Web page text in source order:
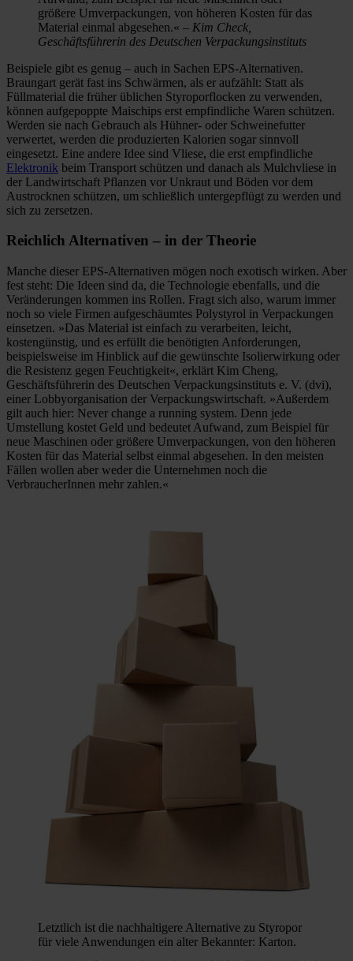
größere Umverpackungen, von höheren Kosten für das
Material einmal abgesehen.« – Kim Check,
Geschäftsführerin des Deutschen Verpackungsinstituts
Beispiele gibt es genug – auch in Sachen EPS-Alternativen.
Braungart gerät fast ins Schwärmen, als er aufzählt: Statt als
Füllmaterial die früher üblichen Styroporflocken zu verwenden,
können aufgepoppte Maischips erst empfindliche Waren schützen.
Werden sie nach Gebrauch als Hühner- oder Schweinefutter
verwertet, werden die produzierten Kalorien sogar sinnvoll
eingesetzt. Eine andere Idee sind Vliese, die erst empfindliche
Elektronik beim Transport schützen und danach als Mulchvliese in
der Landwirtschaft Pflanzen vor Unkraut und Böden vor dem
Austrocknen schützen, um schließlich untergepflügt zu werden und
sich zu zersetzen.
Reichlich Alternativen – in der Theorie
Manche dieser EPS-Alternativen mögen noch exotisch wirken. Aber
fest steht: Die Ideen sind da, die Technologie ebenfalls, und die
Veränderungen kommen ins Rollen. Fragt sich also, warum immer
noch so viele Firmen aufgeschäumtes Polystyrol in Verpackungen
einsetzen. »Das Material ist einfach zu verarbeiten, leicht,
kostengünstig, und es erfüllt die benötigten Anforderungen,
beispielsweise im Hinblick auf die gewünschte Isolierwirkung oder
die Resistenz gegen Feuchtigkeit«, erklärt Kim Cheng,
Geschäftsführerin des Deutschen Verpackungsinstituts e. V. (dvi),
einer Lobbyorganisation der Verpackungswirtschaft. »Außerdem
gilt auch hier: Never change a running system. Denn jede
Umstellung kostet Geld und bedeutet Aufwand, zum Beispiel für
neue Maschinen oder größere Umverpackungen, von den höheren
Kosten für das Material selbst einmal abgesehen. In den meisten
Fällen wollen aber weder die Unternehmen noch die
VerbraucherInnen mehr zahlen.«
Letztlich ist die nachhaltigere Alternative zu Styropor
für viele Anwendungen ein alter Bekannter: Karton.